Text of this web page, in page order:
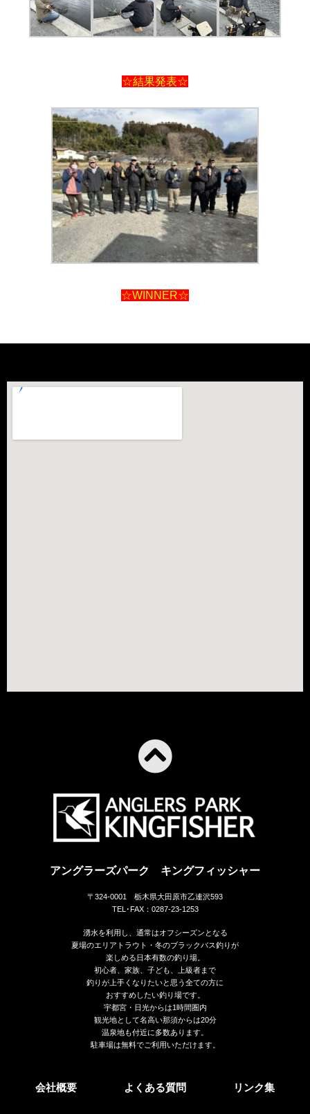
☆結果発表☆
☆WINNER☆
アングラーズパーク キングフィッシャー
〒324-0001 栃木県大田原市乙連沢593
TEL･FAX：0287-23-1253
湧水を利用し、通常はオフシーズンとなる
夏場のエリアトラウト・冬のブラックバス釣りが
楽しめる日本有数の釣り場。
初心者、家族、子ども、上級者まで
釣りが上手くなりたいと思う全ての方に
おすすめしたい釣り場です。
宇都宮・日光からは1時間圏内
観光地として名高い那須からは20分
温泉地も付近に多数あります。
駐車場は無料でご利用いただけます。
会社概要 よくある質問 リンク集